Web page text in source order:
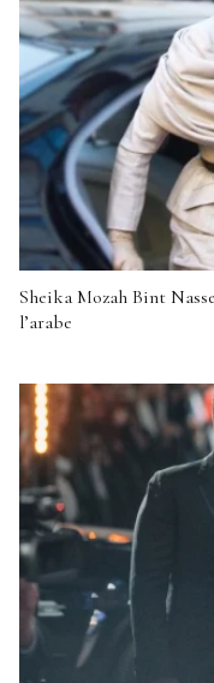
Sheika Mozah Bint
l’arabe